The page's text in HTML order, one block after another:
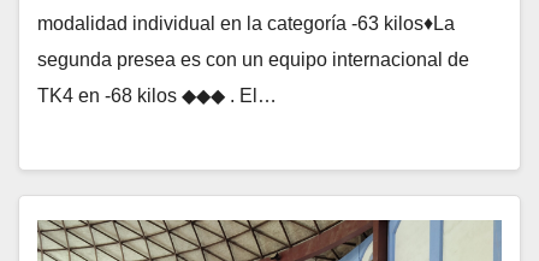
modalidad individual en la categoría -63 kilos♦La
segunda presea es con un equipo internacional de
TK4 en -68 kilos ◆◆◆ . El…